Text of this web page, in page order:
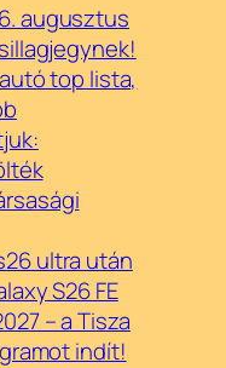
augusztus
top lista,
ultra után
S26 FE
– a Tisza
indít!